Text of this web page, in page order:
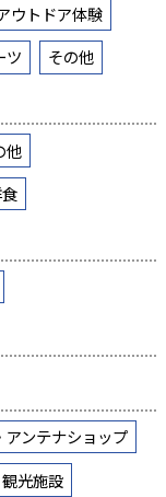
ウトドア体験
ツ
その他
他
アンテナショップ
観光施設